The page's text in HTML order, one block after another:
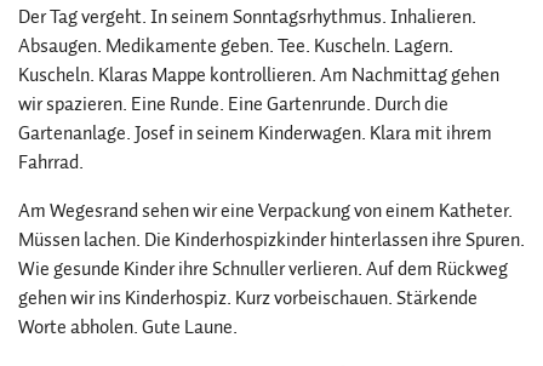
Der Tag vergeht. In seinem Sonntagsrhythmus. Inhalieren.
Absaugen. Medikamente geben. Tee. Kuscheln. Lagern.
Kuscheln. Klaras Mappe kontrollieren. Am Nachmittag gehen
wir spazieren. Eine Runde. Eine Gartenrunde. Durch die
Gartenanlage. Josef in seinem Kinderwagen. Klara mit ihrem
Fahrrad.
Am Wegesrand sehen wir eine Verpackung von einem Katheter.
Müssen lachen. Die Kinderhospizkinder hinterlassen ihre Spuren.
Wie gesunde Kinder ihre Schnuller verlieren. Auf dem Rückweg
gehen wir ins Kinderhospiz. Kurz vorbeischauen. Stärkende
Worte abholen. Gute Laune.